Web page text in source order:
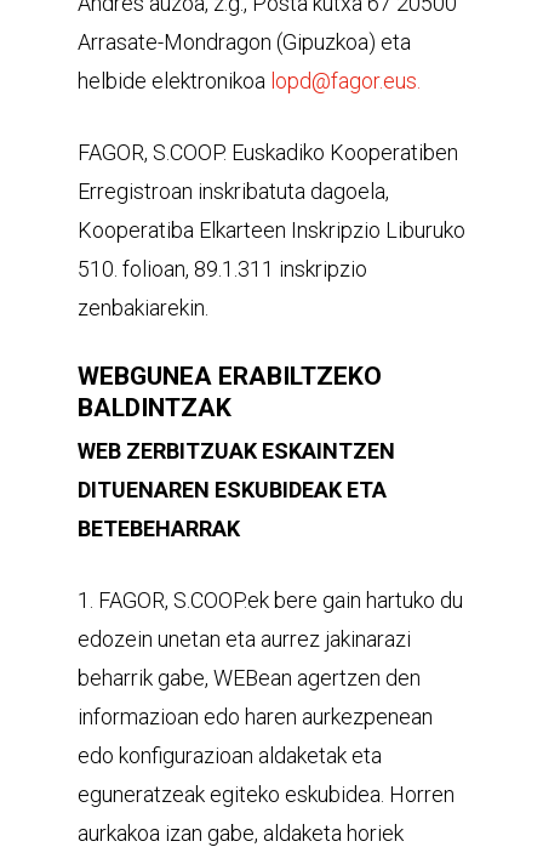
Arrasate-Mondragon (Gipuzkoa) eta
helbide elektronikoa lopd@fagor.eus.
FAGOR, S.COOP. Euskadiko Kooperatiben
Erregistroan inskribatuta dagoela,
Kooperatiba Elkarteen Inskripzio Liburuko
510. folioan, 89.1.311 inskripzio
zenbakiarekin.
WEBGUNEA ERABILTZEKO
BALDINTZAK
WEB ZERBITZUAK ESKAINTZEN
DITUENAREN ESKUBIDEAK ETA
BETEBEHARRAK
1. FAGOR, S.COOP.ek bere gain hartuko du
edozein unetan eta aurrez jakinarazi
beharrik gabe, WEBean agertzen den
informazioan edo haren aurkezpenean
edo konfigurazioan aldaketak eta
eguneratzeak egiteko eskubidea. Horren
aurkakoa izan gabe, aldaketa horiek